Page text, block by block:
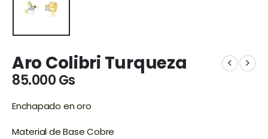
Aro Colibri Turqueza
85.000Gs
Enchapado en oro
Material de Base Cobre